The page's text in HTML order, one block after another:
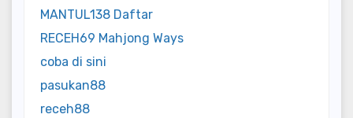
MANTUL138 Daftar
RECEH69 Mahjong Ways
coba di sini
pasukan88
receh88